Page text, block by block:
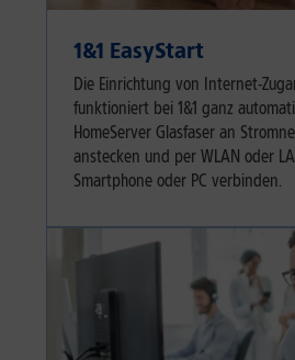
1&1 EasyStart
Die Einrichtung von Internet-
funktioniert bei 1&1 ganz
HomeServer Glasfaser an
anstecken und per WLAN oder
Smartphone oder PC verbinden.